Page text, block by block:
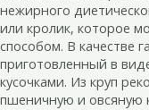
нежирного
или кролик, которое
способом. В качестве
приготовленный в
кусочками. Из круп
пшеничную и овсяную